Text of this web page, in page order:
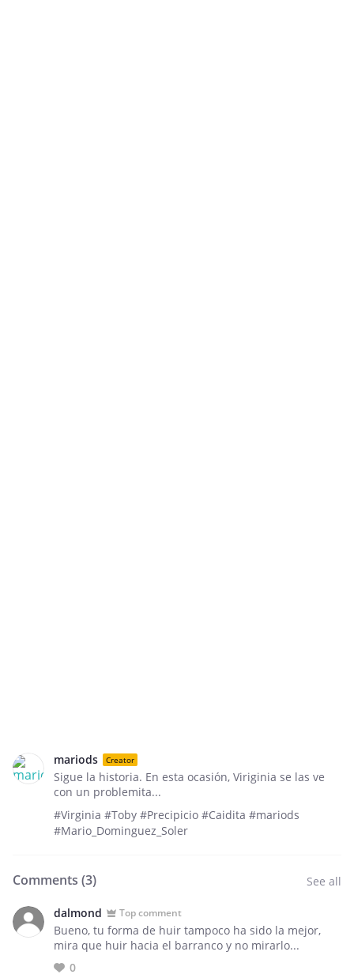
mariods Creator
Sigue la historia. En esta ocasión, Viriginia se las ve
con un problemita...
#Virginia #Toby #Precipicio #Caidita #mariods
#Mario_Dominguez_Soler
Comments (3) See all
dalmond Top comment
Bueno, tu forma de huir tampoco ha sido la mejor,
mira que huir hacia el barranco y no mirarlo...
0